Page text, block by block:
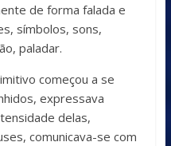
de forma falada e
símbolos, sons,
paladar.
começou a se
expressava
delas,
comunicava-se com